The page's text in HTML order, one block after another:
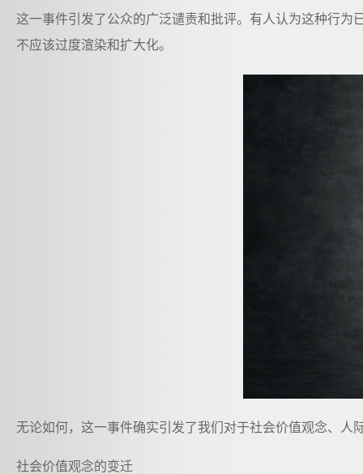
这一事件引发了公众的广泛谴责和批评。有人认为这种行
不应该过度渲染和扩大化。
无论如何，这一事件确实引发了我们对于社会价值观念、人
社会价值观念的变迁